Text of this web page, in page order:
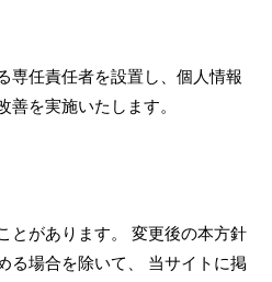
専任責任者を設置し、個人情報
善を実施いたします。
とがあります。 変更後の本方針
る場合を除いて、 当サイトに掲